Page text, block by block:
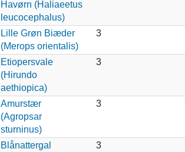
Havørn (Haliaeetus
leucocephalus)
Lille Grøn Biæder
(Merops orientalis)
3
Etiopersvale
(Hirundo
aethiopica)
3
Amurstær
(Agropsar
sturninus)
3
Blånattergal
3